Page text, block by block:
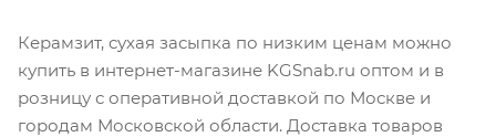
Керамзит, сухая засыпка по низким ценам можно
купить в интернет-магазине KGSnab.ru оптом и в
розницу с оперативной доставкой по Москве и
городам Московской области. Доставка товаров